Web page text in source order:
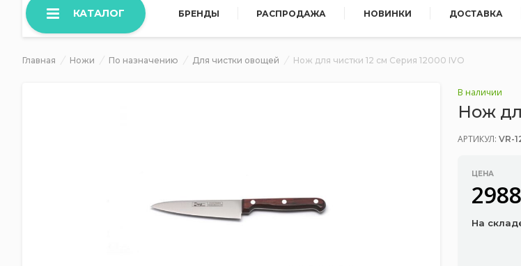
КАТАЛОГ БРЕНДЫ РАСПРОДАЖА НОВИНКИ ДОСТАВКА
Главная Ножи По назначению Для чистки овощей Нож для чистки 12 см Серия 12000 IVO
В наличии
Нож
АРТИКУЛ: VR-
ЦЕНА
На